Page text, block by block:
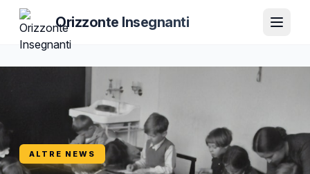
Orizzonte Insegnanti
ALTRE NEWS